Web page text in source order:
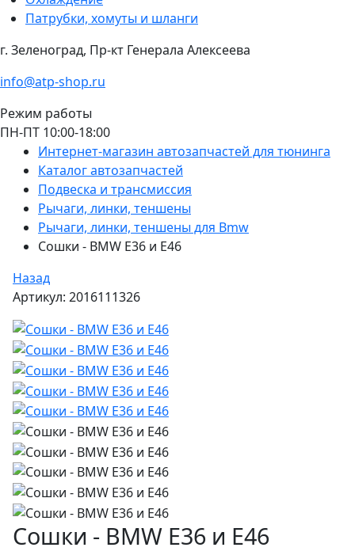
Патрубки, хомуты и шланги
г. Зеленоград, Пр-кт Генерала Алексеева
info@atp-shop.ru
Режим работы
ПН-ПТ 10:00-18:00
Интернет-магазин автозапчастей для тюнинга
Каталог автозапчастей
Подвеска и трансмиссия
Рычаги, линки, теншены
Рычаги, линки, теншены для Bmw
Сошки - BMW E36 и E46
Назад
Артикул: 2016111326
Сошки - BMW E36 и E46